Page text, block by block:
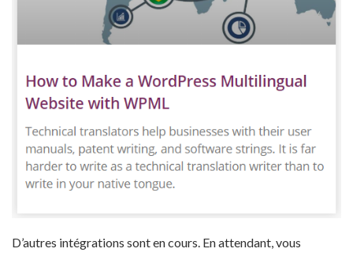
D’autres intégrations sont en cours. En attendant, vous